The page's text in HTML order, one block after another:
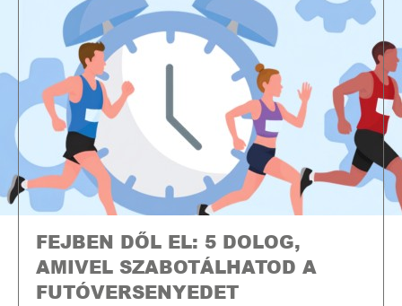
FEJBEN DŐL EL: 5 DOLOG,
AMIVEL SZABOTÁLHATOD A
FUTÓVERSENYEDET